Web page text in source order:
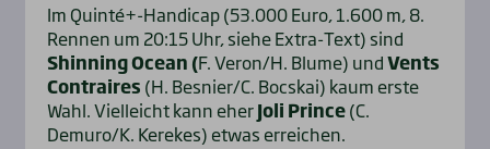
Im Quinté+-Handicap (53.000 Euro, 1.600 m, 8.
Rennen um 20:15 Uhr, siehe Extra-Text) sind
Shinning Ocean (F. Veron/H. Blume) undVents
Contraires (H. Besnier/C. Bocskai) kaum erste
Wahl. Vielleicht kann eherJoli Prince(C.
Demuro/K. Kerekes) etwas erreichen.